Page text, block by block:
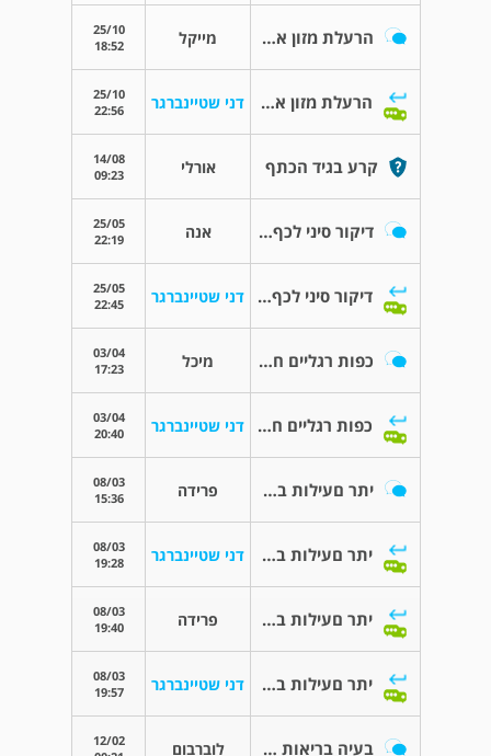
הרעלת מזון או משהו אחר? מייקל
25/10
18:52
הרעלת מזון או משהו אחר? דני שטיינברגר
25/10
22:56
קרע בגיד הכתף אורלי
14/08
09:23
דיקור סיני לכף רגל אנה
25/05
22:19
דיקור סיני לכף רגל דני שטיינברגר
25/05
22:45
כפות רגליים חמות מיכל
03/04
17:23
כפות רגליים חמות דני שטיינברגר
03/04
20:40
יתר םעילות בלוטת התריס פרידה
08/03
15:36
יתר םעילות בלוטת התריס דני שטיינברגר
08/03
19:28
יתר םעילות בלוטת התריס פרידה
08/03
19:40
יתר םעילות בלוטת התריס דני שטיינברגר
08/03
19:57
בעיה בריאות וחיסון קורונה לוברבום
12/02